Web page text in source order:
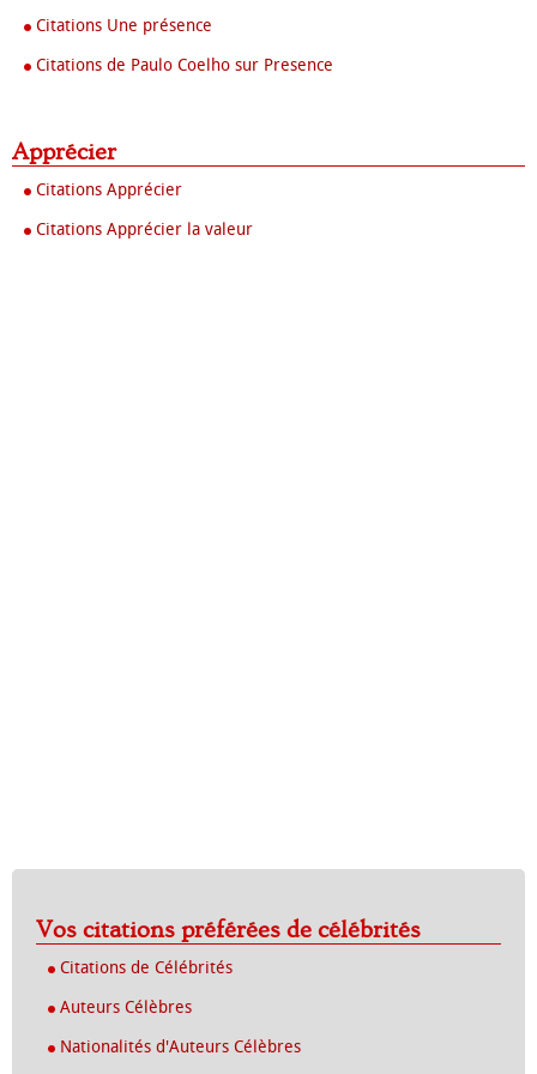
Citations Une présence
Citations de Paulo Coelho sur Presence
Apprécier
Citations Apprécier
Citations Apprécier la valeur
Vos citations préférées de célébrités
Citations de Célébrités
Auteurs Célèbres
Nationalités d'Auteurs Célèbres